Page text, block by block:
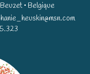
• Belgique​​